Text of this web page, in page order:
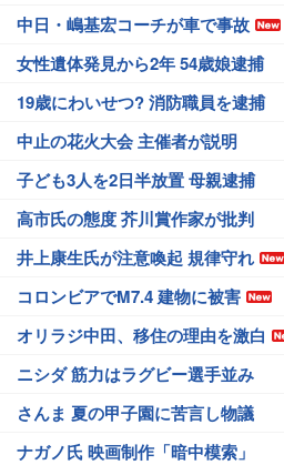
中日・嶋基宏コーチが車で事故
女性遺体発見から2年 54歳娘逮捕
19歳にわいせつ? 消防職員を逮捕
中止の花火大会 主催者が説明
子ども3人を2日半放置 母親逮捕
高市氏の態度 芥川賞作家が批判
井上康生氏が注意喚起 規律守れ
コロンビアでM7.4 建物に被害
オリラジ中田、移住の理由を激白
ニシダ 筋力はラグビー選手並み
さんま 夏の甲子園に苦言し物議
ナガノ氏 映画制作「暗中模索」